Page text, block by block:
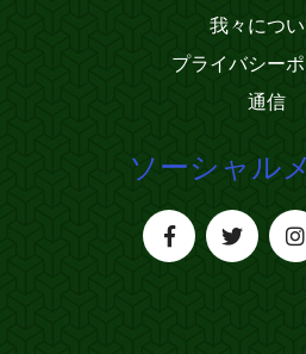
我々につ
プライバシー
通信
ソーシャル